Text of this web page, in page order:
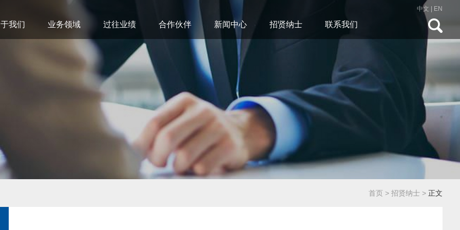
中文 EN
我们 业务领域 过往业绩 合作伙伴 新闻中心 招贤纳士 联系我们
首页 >招贤纳士 >正文